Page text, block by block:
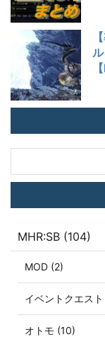
MHR:SB (104)
MOD (2)
イベントクエス
オトモ (10)